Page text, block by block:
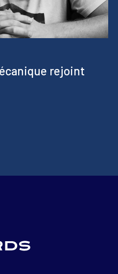
rejoint